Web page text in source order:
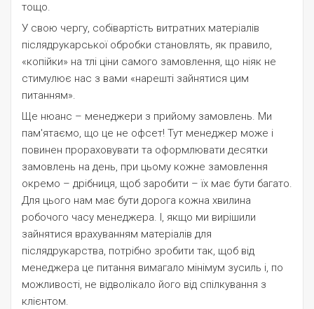
тощо.
У свою чергу, собівартість витратних матеріалів
післядрукарської обробки становлять, як правило,
«копійки» на тлі ціни самого замовлення, що ніяк не
стимулює нас з вами «нарешті зайнятися цим
питанням».
Ще нюанс – менеджери з прийому замовлень. Ми
пам'ятаємо, що це не офсет! Тут менеджер може і
повинен прораховувати та оформлювати десятки
замовлень на день, при цьому кожне замовлення
окремо – дрібниця, щоб заробити – їх має бути багато.
Для цього нам має бути дорога кожна хвилина
робочого часу менеджера. І, якщо ми вирішили
зайнятися врахуванням матеріалів для
післядрукарства, потрібно зробити так, щоб від
менеджера це питання вимагало мінімум зусиль і, по
можливості, не відволікало його від спілкування з
клієнтом.